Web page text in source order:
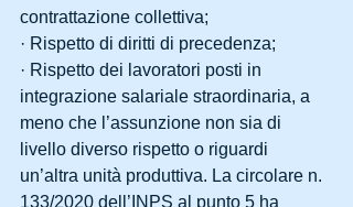
contrattazione collettiva;
· Rispetto di diritti di precedenza;
· Rispetto dei lavoratori posti in
integrazione salariale straordinaria, a
meno che l’assunzione non sia di
livello diverso rispetto o riguardi
un’altra unità produttiva. La circolare n.
133/2020 dell’INPS al punto 5 ha